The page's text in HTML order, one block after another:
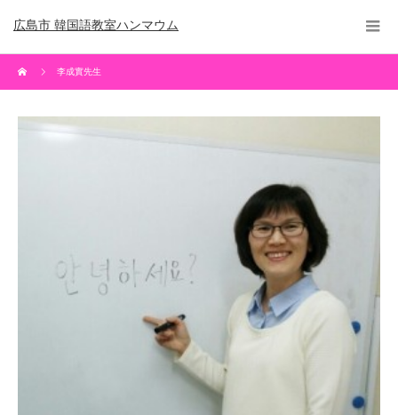
広島市 韓国語教室ハンマウム
李成實先生